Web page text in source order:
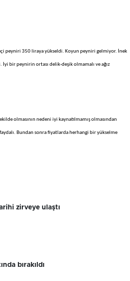
keçi peyniri 350 liraya yükseldi. Koyun peyniri gelmiyor. İnek
bir peynirin ortası delik-deşik olmamalı ve ağız
olmasının nedeni iyi kaynatılmamış olmasından
faydalı. Bundan sonra fiyatlarda herhangi bir yükselme
zirveye ulaştı
bırakıldı